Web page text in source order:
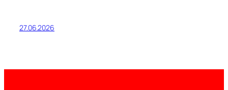
27.06.2026